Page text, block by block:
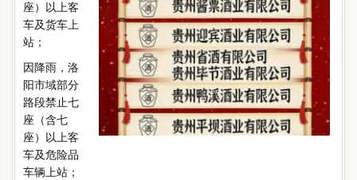
座）以上客
车及货车上
站；
因降雨，洛
阳市域部分
路段禁止七
座（含七
座）以上客
车及危险品
车辆上站；